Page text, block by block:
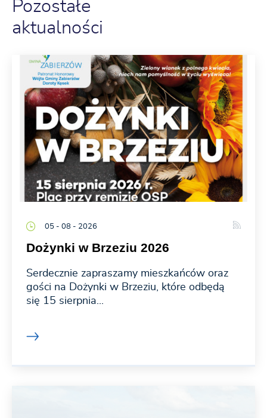
Pozostałe
aktualności
05 - 08 - 2026
Dożynki w Brzeziu 2026
Serdecznie zapraszamy mieszkańców oraz
gości na Dożynki w Brzeziu, które odbędą
się 15 sierpnia...